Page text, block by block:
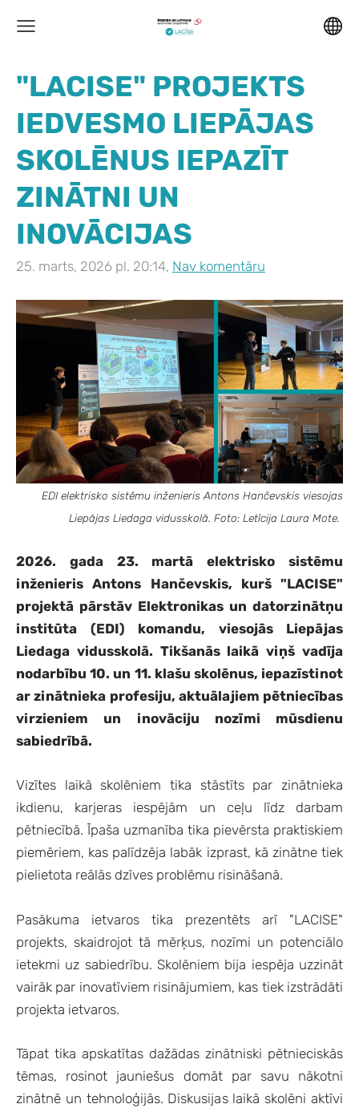
"LACISE" PROJEKTS
IEDVESMO LIEPĀJAS
SKOLĒNUS IEPAZĪT
ZINĀTNI UN
INOVĀCIJAS
25. marts, 2026 pl. 20:14, Nav komentāru
EDI elektrisko sistēmu inženieris Antons Hančevskis viesojas
Liepājas Liedaga vidusskolā. Foto: Letīcija Laura Mote.
2026. gada 23. martā elektrisko sistēmu
inženieris Antons Hančevskis, kurš "LACISE"
projektā pārstāv Elektronikas un datorzinātņu
institūta (EDI) komandu, viesojās Liepājas
Liedaga vidusskolā. Tikšanās laikā viņš vadīja
nodarbību 10. un 11. klašu skolēnus, iepazīstinot
ar zinātnieka profesiju, aktuālajiem pētniecības
virzieniem un inovāciju nozīmi mūsdienu
sabiedrībā.
Vizītes laikā skolēniem tika stāstīts par zinātnieka
ikdienu, karjeras iespējām un ceļu līdz darbam
pētniecībā. Īpaša uzmanība tika pievērsta praktiskiem
piemēriem, kas palīdzēja labāk izprast, kā zinātne tiek
pielietota reālās dzīves problēmu risināšanā.
Pasākuma ietvaros tika prezentēts arī "LACISE"
projekts, skaidrojot tā mērķus, nozīmi un potenciālo
ietekmi uz sabiedrību. Skolēniem bija iespēja uzzināt
vairāk par inovatīviem risinājumiem, kas tiek izstrādāti
projekta ietvaros.
Tāpat tika apskatītas dažādas zinātniski pētnieciskās
tēmas, rosinot jauniešus domāt par savu nākotni
zinātnē un tehnoloģijās. Diskusijas laikā skolēni aktīvi